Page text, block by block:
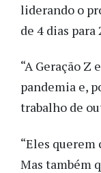
liderando o
de 4 dias
“A Geração Z
pandemia e,
trabalho de
“Eles querem
Mas também